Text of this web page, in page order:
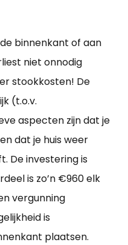
binnenkant of aan
niet onnodig
stookkosten! De
(t.o.v.
aspecten zijn dat je
dat je huis weer
De investering is
is zo’n €960 elk
vergunning
is
plaatsen.